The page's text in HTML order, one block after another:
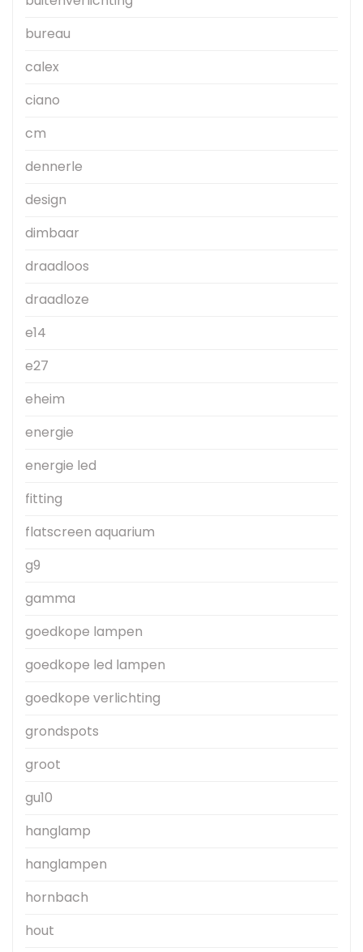
bureau
calex
ciano
cm
dennerle
design
dimbaar
draadloos
draadloze
e14
e27
eheim
energie
energie led
fitting
flatscreen aquarium
g9
gamma
goedkope lampen
goedkope led lampen
goedkope verlichting
grondspots
groot
gu10
hanglamp
hanglampen
hornbach
hout